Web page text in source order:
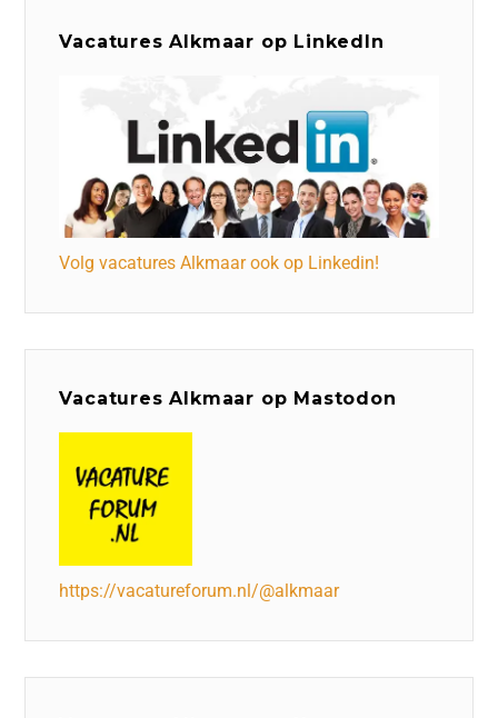
Vacatures Alkmaar op LinkedIn
Volg vacatures Alkmaar ook op Linkedin!
Vacatures Alkmaar op Mastodon
https://vacatureforum.nl/@alkmaar